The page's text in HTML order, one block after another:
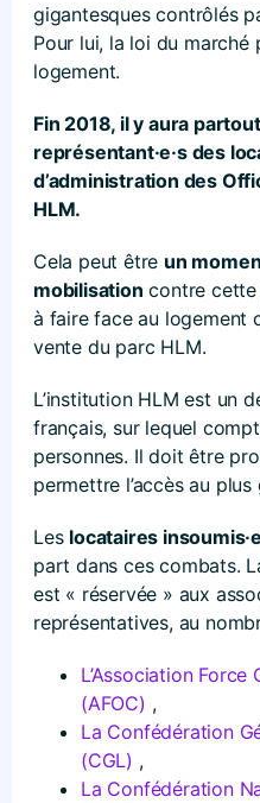
gigantesques contrôlés
Pour lui, la loi du marché
logement.
Fin 2018, il y aura
représentant·e·s des
d’administration des
HLM.
Cela peut être un
mobilisation contre cette
à faire face au logement
vente du parc HLM.
L’institution HLM est un
français, sur lequel
personnes. Il doit être
permettre l’accès au
Les locataires
part dans ces combats.
est « réservée » aux
représentatives, au
L’Association
(AFOC) ,
La Confédération
(CGL) ,
La Confédération